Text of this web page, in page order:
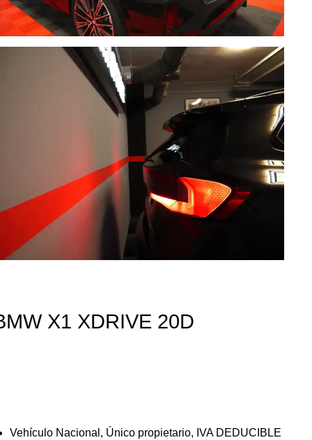
X1 XDRIVE 20D
Vehículo Nacional, Único propietario, IVA DEDUCIBLE